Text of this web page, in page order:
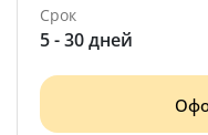
Срок
5 - 30 дней